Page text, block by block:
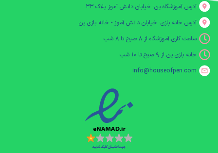
آدرس آموزشگاه پن: خیابان دانش آموز پلاک ۳۳
آدرس خانه بازی: خیابان دانش آموز - خانه بازی پن
ساعت کاری آموزشگاه از ۸ صبح تا ۸ شب
خانه بازی پن از ۹ صبح تا ۱۰ شب
info@houseofpen.com